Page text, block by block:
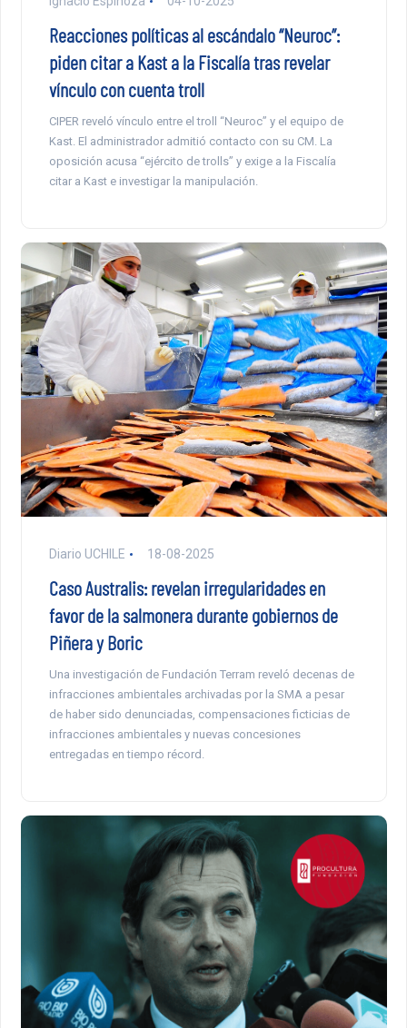
Reacciones políticas al escándalo “Neuroc”:
piden citar a Kast a la Fiscalía tras revelar
vínculo con cuenta troll
CIPER reveló vínculo entre el troll “Neuroc” y el equipo de
Kast. El administrador admitió contacto con su CM. La
oposición acusa “ejército de trolls” y exige a la Fiscalía
citar a Kast e investigar la manipulación.
Diario UCHILE 18-08-2025
Caso Australis: revelan irregularidades en
favor de la salmonera durante gobiernos de
Piñera y Boric
Una investigación de Fundación Terram reveló decenas de
infracciones ambientales archivadas por la SMA a pesar
de haber sido denunciadas, compensaciones ficticias de
infracciones ambientales y nuevas concesiones
entregadas en tiempo récord.